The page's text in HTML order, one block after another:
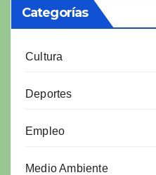
Categorías
Cultura
Deportes
Empleo
Medio Ambiente